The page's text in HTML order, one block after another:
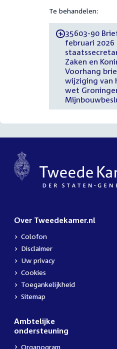
Te behandelen:
-35603-90
februari 2026
Zaken en
Voorhang
wijziging van
wet
Over Tweedekamer.nl
Colofon
Disclaimer
Uw privacy
Cookies
Toegankelijkheid
Sitemap
Ambtelijke
ondersteuning
Organogram